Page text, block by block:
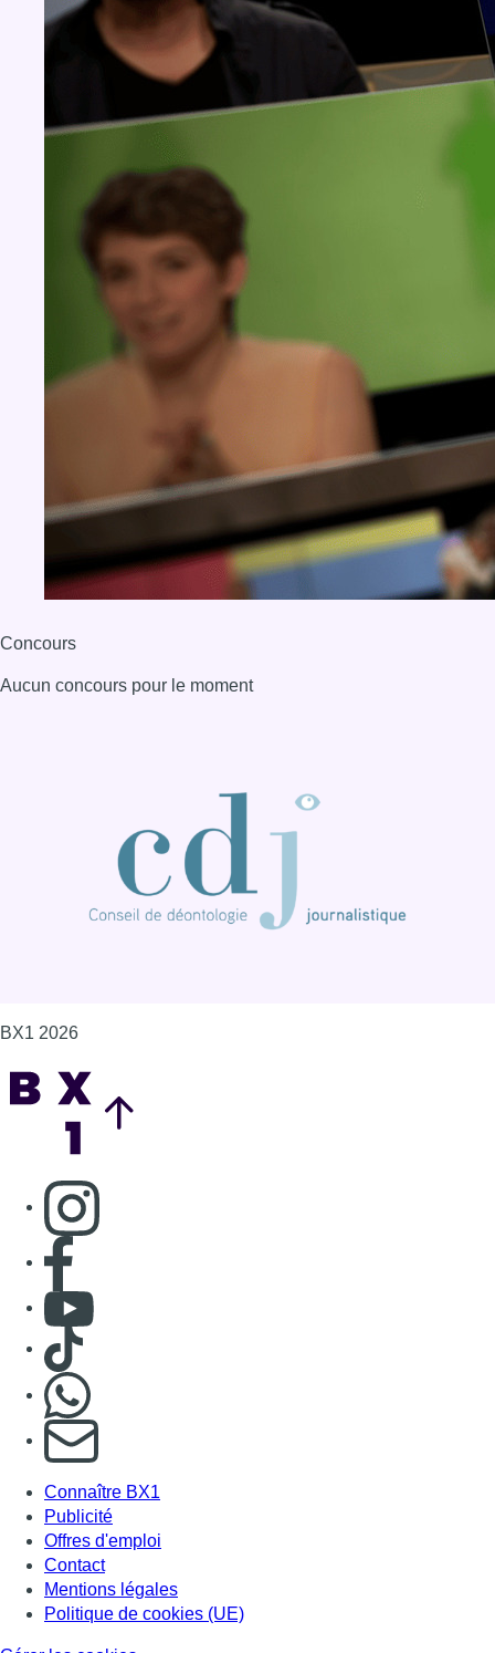
Concours
Aucun concours pour le moment
BX1 2026
Consulter page Instagram
Consulter page Facebook
Consulter Youtube
Consulter TikTok
S'abonner à notre newsletter
Connaître BX1
Publicité
Offres d'emploi
Contact
Mentions légales
Politique de cookies (UE)